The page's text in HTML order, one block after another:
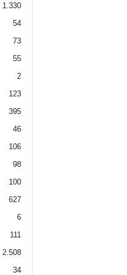
1.330
54
73
55
2
123
395
46
106
98
100
627
6
111
2.508
34